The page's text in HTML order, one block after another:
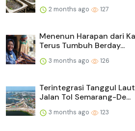
2 months ago 127
Menenun Harapan dari
Terus Tumbuh Berday...
3 months ago 126
Terintegrasi Tanggul
Jalan Tol Semarang-De...
3 months ago 123